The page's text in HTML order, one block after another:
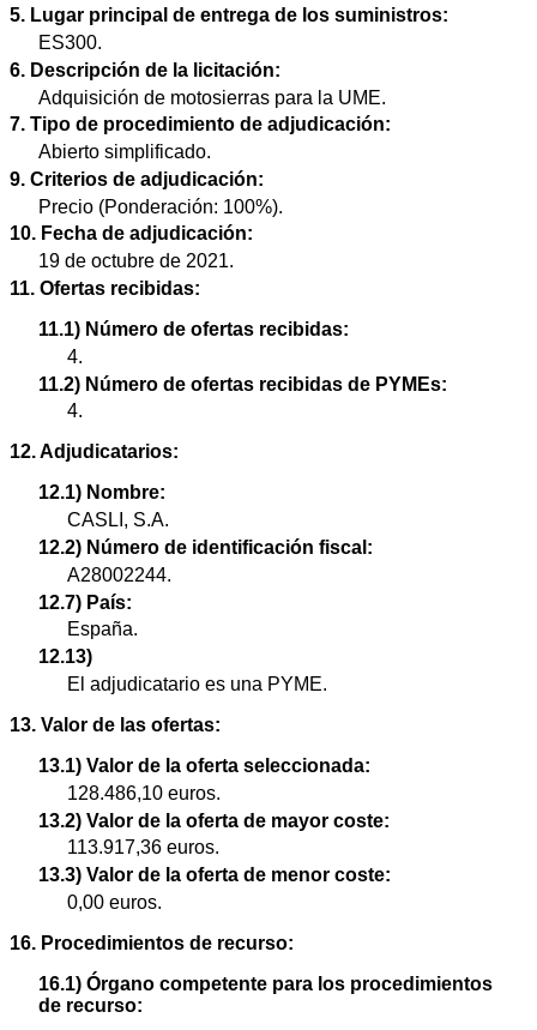
5. Lugar principal de entrega de los suministros:
ES300.
6. Descripción de la licitación:
Adquisición de motosierras para la UME.
7. Tipo de procedimiento de adjudicación:
Abierto simplificado.
9. Criterios de adjudicación:
Precio (Ponderación: 100%).
10. Fecha de adjudicación:
19 de octubre de 2021.
11. Ofertas recibidas:
11.1) Número de ofertas recibidas:
4.
11.2) Número de ofertas recibidas de PYMEs:
4.
12. Adjudicatarios:
12.1) Nombre:
CASLI, S.A.
12.2) Número de identificación fiscal:
A28002244.
12.7) País:
España.
12.13)
El adjudicatario es una PYME.
13. Valor de las ofertas:
13.1) Valor de la oferta seleccionada:
128.486,10 euros.
13.2) Valor de la oferta de mayor coste:
113.917,36 euros.
13.3) Valor de la oferta de menor coste:
0,00 euros.
16. Procedimientos de recurso:
16.1) Órgano competente para los procedimientos
de recurso: